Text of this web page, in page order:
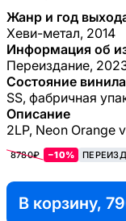
Жанр и год
Хеви-метал, 2014
Информация об
Переиздание,
Состояние
SS, фабричная
Описание
2LP, Neon Orange
8780₽ −10%
В корзину,